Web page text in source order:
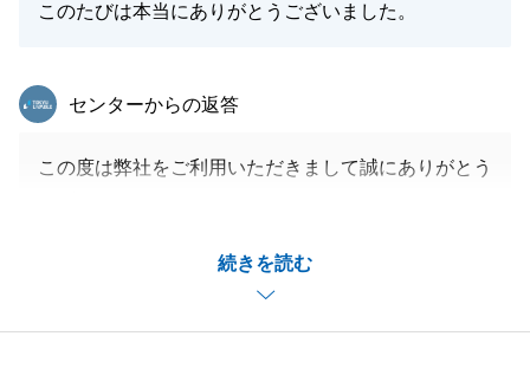
このたびは本当にありがとうございました。
続きを読む
東急リバブル
センターからの返答
この度は弊社をご利用いただきまして誠にありがとう
力が及ばないところもあったかと思いますが、H様の
ご協力あって無事にご満足のいくお取り引きができ、
私も大変嬉しく思っております。